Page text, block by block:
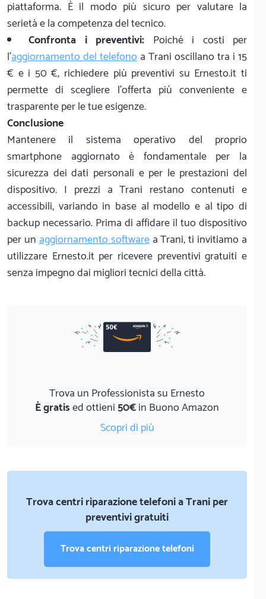
piattaforma. È il modo più sicuro per valutare la
serietà e la competenza del tecnico.
Confronta i preventivi: Poiché i costi per
l'aggiornamento del telefono a Trani oscillano tra i 15
€ e i 50 €, richiedere più preventivi su Ernesto.it ti
permette di scegliere l'offerta più conveniente e
trasparente per le tue esigenze.
Conclusione
Mantenere il sistema operativo del proprio
smartphone aggiornato è fondamentale per la
sicurezza dei dati personali e per le prestazioni del
dispositivo. I prezzi a Trani restano contenuti e
accessibili, variando in base al modello e al tipo di
backup necessario. Prima di affidare il tuo dispositivo
per unaggiornamento softwarea Trani, ti invitiamo a
utilizzare Ernesto.it per ricevere preventivi gratuiti e
senza impegno dai migliori tecnici della città.
Trova un Professionista su Ernesto
È gratised ottieni50€in Buono Amazon
Scopri di più
Trova centri riparazione telefoni a Trani per
preventivi gratuiti
Trova centri riparazione telefoni